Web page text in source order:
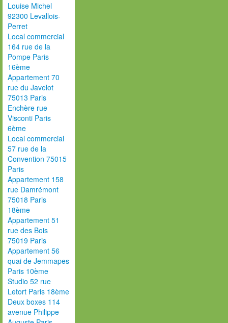
Louise Michel
92300 Levallois-
Perret
Local commercial
164 rue de la
Pompe Paris
16ème
Appartement 70
rue du Javelot
75013 Paris
Enchère rue
Visconti Paris
6ème
Local commercial
57 rue de la
Convention 75015
Paris
Appartement 158
rue Damrémont
75018 Paris
18ème
Appartement 51
rue des Bois
75019 Paris
Appartement 56
quai de Jemmapes
Paris 10ème
Studio 52 rue
Letort Paris 18ème
Deux boxes 114
avenue Philippe